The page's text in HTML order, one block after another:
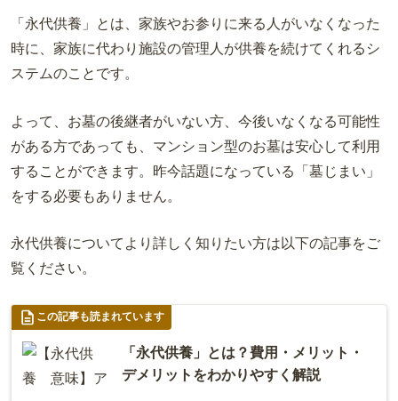
「永代供養」とは、家族やお参りに来る人がいなくなった
時に、家族に代わり施設の管理人が供養を続けてくれるシ
ステムのことです。
よって、お墓の後継者がいない方、今後いなくなる可能性
がある方であっても、マンション型のお墓は安心して利用
することができます。昨今話題になっている「墓じまい」
をする必要もありません。
永代供養についてより詳しく知りたい方は以下の記事をご
覧ください。
この記事も読まれています
「永代供養」とは？費用・メリット・
デメリットをわかりやすく解説